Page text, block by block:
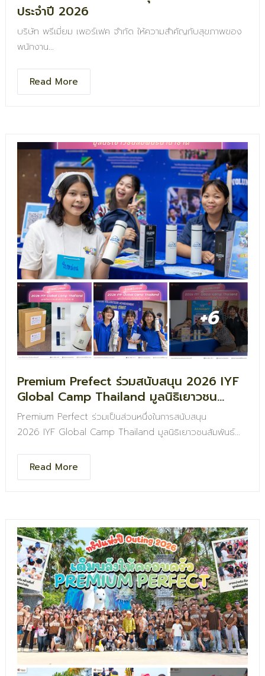
ประจำปี 2026
บริษัท พรีเมี่ยม เพอร์เฟค จำกัด ให้ความสำคัญกับสุขภาพของ
พนักงาน
เพื่อให้ทุกคนมีสุขภาพที่ดี พร้อมเติบโตไปด้วยกันอย่างแข็งแรง
Read More
+6
Premium Prefect ร่วมสนับสนุน 2026 IYF
Global Camp Thailand มูลนิธิเยาวชน
สัมพันธ์นานาชาติ
Premium Perfect ร่วมเป็นส่วนหนึ่งในการสนับสนุน
2026 IYF Global Camp Thailand มูลนิธิเยาวชนสัมพันธ์
logo ร่วมเป็นกำลังใจให้เยาวชน
Read More